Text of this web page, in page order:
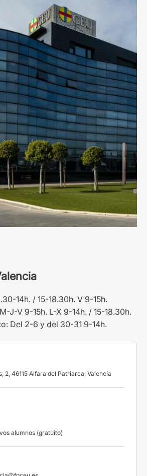
14h. / 15-18.30h. V 9-15h.
J-V 9-15h. L-X 9-14h. / 15-18.30h.
Del 2-6 y del 30-31 9-14h.
2, 46115 Alfara del Patriarca, Valencia
alumnos (gratuito)